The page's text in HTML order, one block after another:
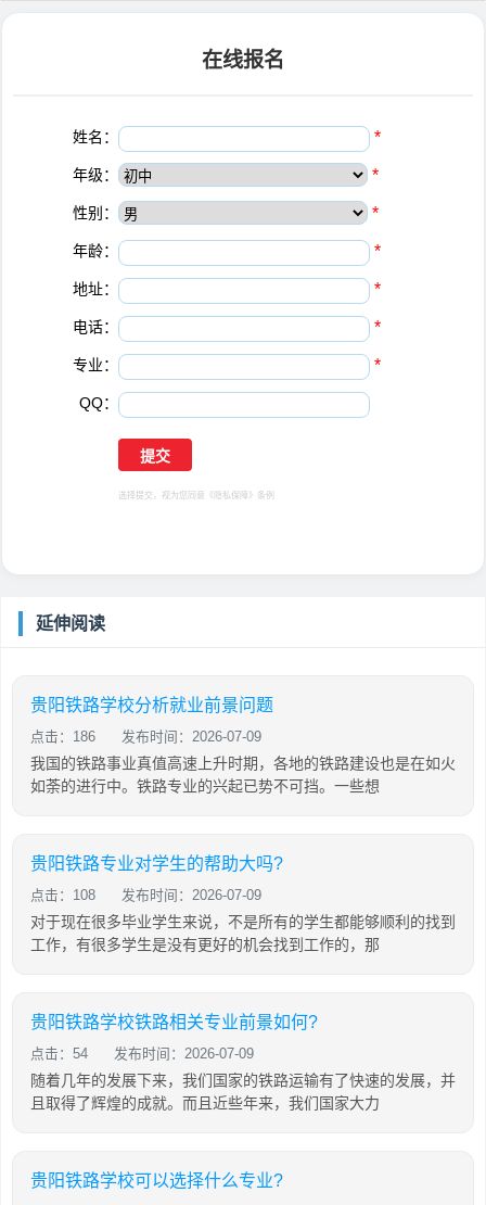
在线报名
姓名： *
年级： *
性别： *
年龄： *
地址： *
电话： *
专业： *
QQ：
选择提交，视为您同意 《隐私保障》 条例
延伸阅读
贵阳铁路学校分析就业前景问题
点击：186 发布时间：2026-07-09
我国的铁路事业真值高速上升时期，各地的铁路建设也是在如火
如荼的进行中。铁路专业的兴起已势不可挡。一些想
贵阳铁路专业对学生的帮助大吗?
点击：108 发布时间：2026-07-09
对于现在很多毕业学生来说，不是所有的学生都能够顺利的找到
工作，有很多学生是没有更好的机会找到工作的，那
贵阳铁路学校铁路相关专业前景如何?
点击：54 发布时间：2026-07-09
随着几年的发展下来，我们国家的铁路运输有了快速的发展，并
且取得了辉煌的成就。而且近些年来，我们国家大力
贵阳铁路学校可以选择什么专业?